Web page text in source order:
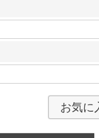
お気に